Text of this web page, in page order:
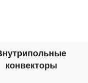
конвекторы